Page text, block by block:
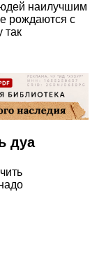
наилучшим
рождаются с
так
дуа